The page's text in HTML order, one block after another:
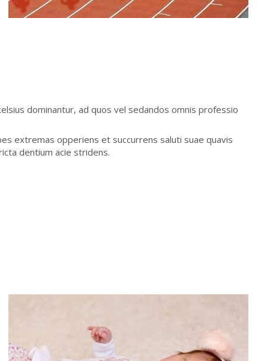
dominantur, ad quos vel sedandos omnis professio
extremas opperiens et succurrens saluti suae quavis
dentium acie stridens.